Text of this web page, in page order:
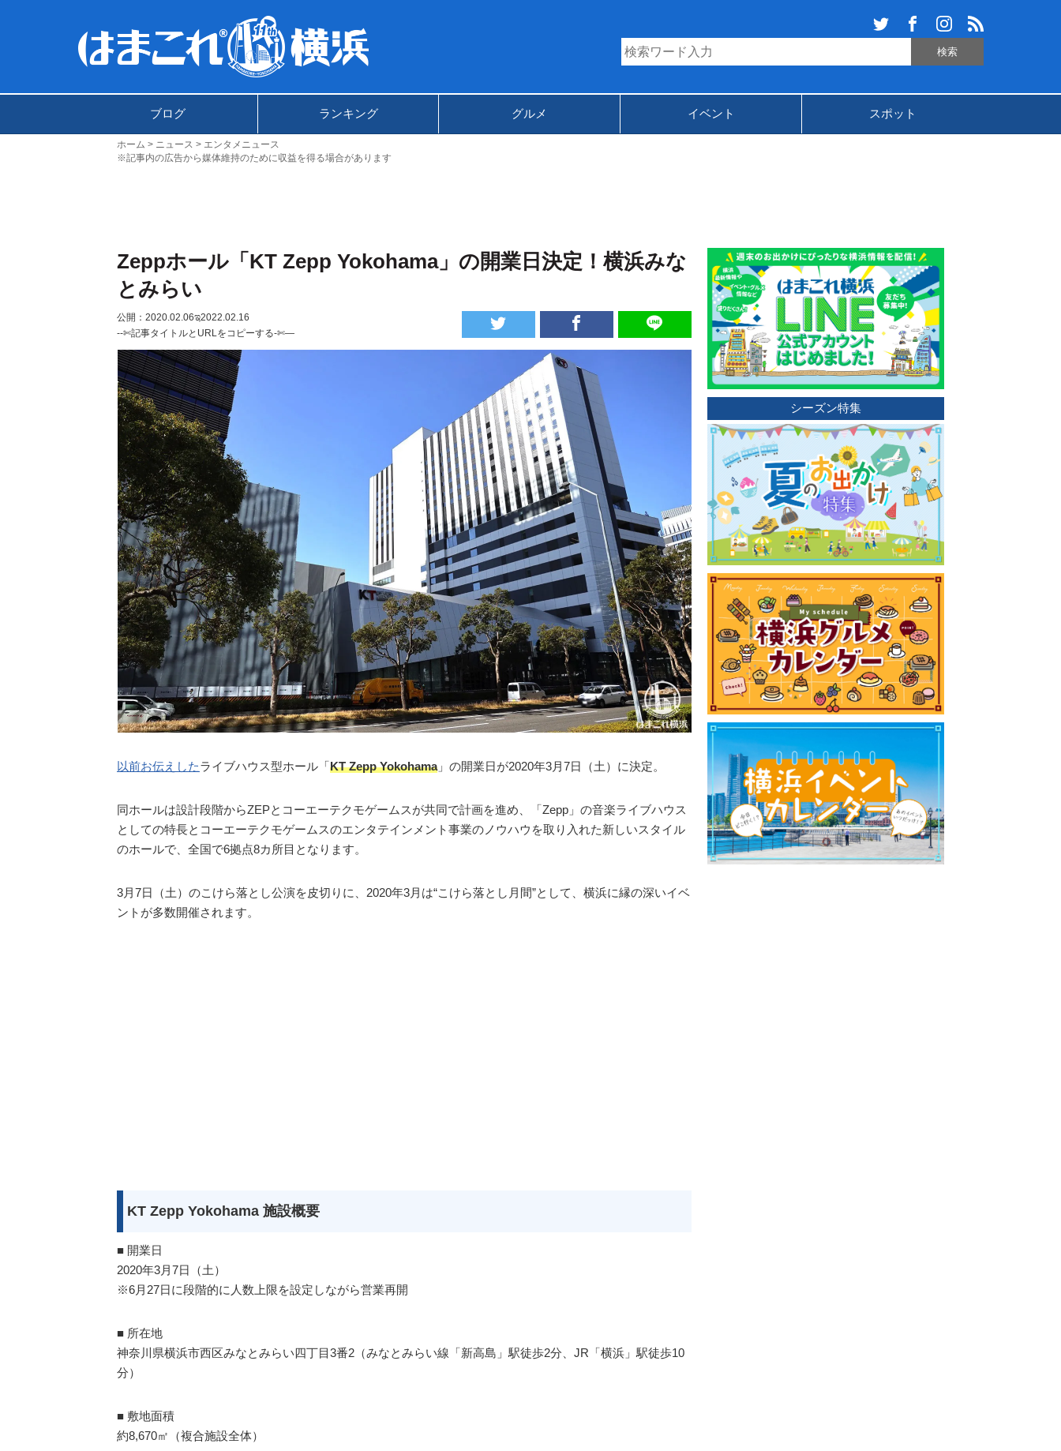
ブログ ランキング グルメ イベント スポット
ホーム ニュース
エンタメニュース
※記事内の広告から媒体維持のために収益を得る場合があります
Zeppホール「KT Zepp Yokohama」の開業日決定！横浜みな
とみらい
公開：2020.02.06ಇ2022.02.16
--✄記事タイトルとURLをコピーする-✄—
以前お伝えしたライブハウス型ホール「KT Zepp Yokohama」の開業日が2020年3月7日（土）に決定。
同ホールは設計段階からZEPとコーエーテクモゲームスが共同で計画を進め、「Zepp」の音楽ライブハウス
としての特長とコーエーテクモゲームスのエンタテインメント事業のノウハウを取り入れた新しいスタイル
のホールで、全国で6拠点8カ所目となります。
3月7日（土）のこけら落とし公演を皮切りに、2020年3月は“こけら落とし月間”として、横浜に縁の深いイベ
ントが多数開催されます。
KT Zepp Yokohama 施設概要
■ 開業日
2020年3月7日（土）
※6月27日に段階的に人数上限を設定しながら営業再開
■ 所在地
神奈川県横浜市西区みなとみらい四丁目3番2（みなとみらい線「新高島」駅徒歩2分、JR「横浜」駅徒歩10
分）
■ 敷地面積
約8,670㎡（複合施設全体）
シーズン特集